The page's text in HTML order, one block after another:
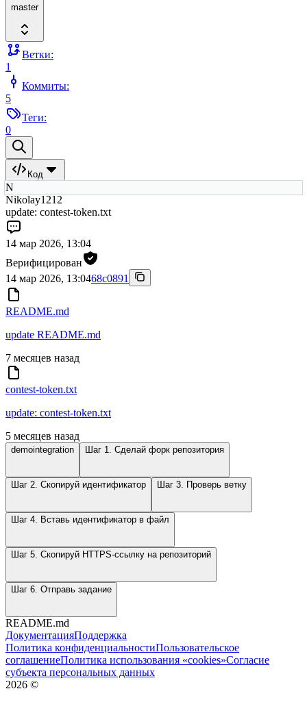
master
Ветки:
1
Коммиты:
5
Теги:
0
Код
N
Nikolay1212
update: contest-token.txt
14 мар 2026, 13:04
Верифицирован
14 мар 2026, 13:0468c0891
README.md
update README.md
7 месяцев назад
contest-token.txt
update: contest-token.txt
5 месяцев назад
demointegration Шаг 1. Сделай форк репозитория
Шаг 2. Скопируй идентификатор Шаг 3. Проверь ветку
Шаг 4. Вставь идентификатор в файл
Шаг 5. Скопируй HTTPS-ссылку на репозиторий
Шаг 6. Отправь задание
README.md
ДокументацияПоддержка
Политика конфиденциальностиПользовательское
соглашениеПолитика использования «cookies»Согласие
субъекта персональных данных
2026 ©